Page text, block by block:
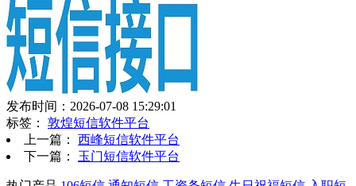
发布时间：2026-07-08 15:29:01
标签： 敦煌短信软件平台
上一篇： 西峰短信软件平台
下一篇： 玉门短信软件平台